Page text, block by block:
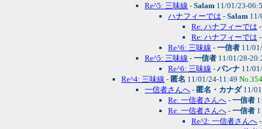
Re^5: 三味線 - Salam 11/01/23-
ハナフィーでは - Salam 11/
Re: ハナフィーでは -
Re: ハナフィーでは -
Re^6: 三味線 - 一信者 11/
Re^5: 三味線 - 一信者 11/01/28-
Re^6: 三味線 - パンナ 11/
Re^4: 三味線 - 匿名 11/01/24-11:49
一信者さんへ - 匿名・カナダ11/
Re: 一信者さんへ - 一信者
Re: 一信者さんへ - 一信者
Re^2: 一信者さんへ -